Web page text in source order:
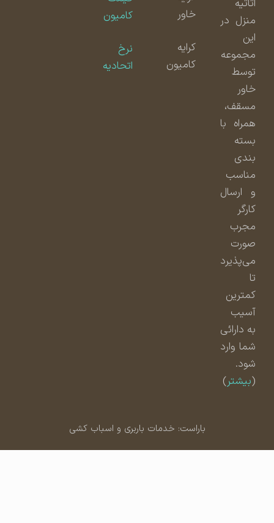
اثاثیه
منزل در
مجموعه
توسط
مسقف،
همراه با
بسته
بندی
مناسب
و ارسال
مجرب
صورت
می‌پذیرد
کمترین
آسیب
به دارائی
شما وارد
شود.
بیشتر)
کامیون
کامیون
اتحادیه
باراست: خدمات باربری و اسباب کشی